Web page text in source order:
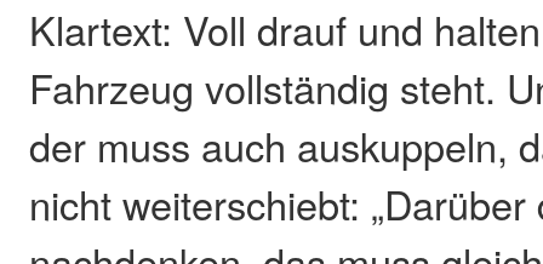
Klartext: Voll drauf und
Fahrzeug vollständig steht.
der muss auch auskuppeln,
nicht weiterschiebt: